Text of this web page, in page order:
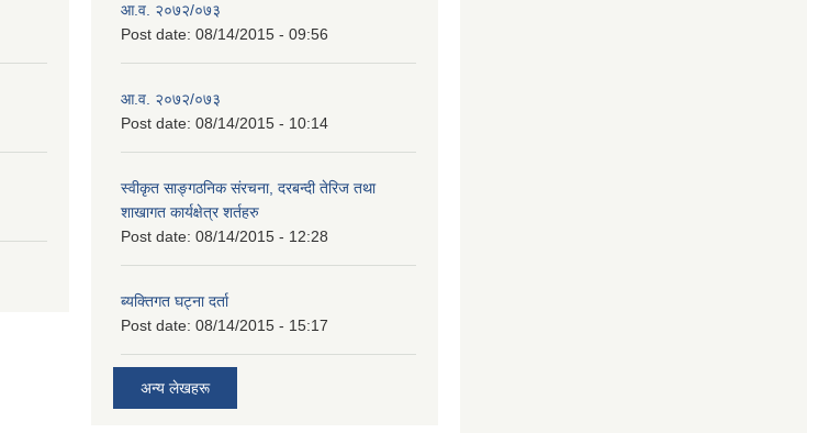
आ.व. २०७२/०७३
Post date: 08/14/2015 - 09:56
आ.व. २०७२/०७३
Post date: 08/14/2015 - 10:14
स्वीकृत साङ्गठनिक संरचना, दरबन्दी तेरिज तथा
शाखागत कार्यक्षेत्र शर्तहरु
Post date: 08/14/2015 - 12:28
ब्यक्तिगत घट्ना दर्ता
Post date: 08/14/2015 - 15:17
अन्य लेखहरू